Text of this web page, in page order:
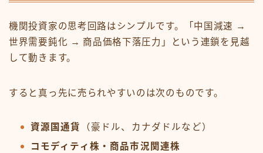
機関投資家の思考回路はシンプルです。「中国減速 →
世界需要鈍化 → 商品価格下落圧力」という連鎖を見越
して動きます。
すると真っ先に売られやすいのは次のものです。
資源国通貨
（豪ドル、カナダドルなど）
コモディティ株・商品市況関連株